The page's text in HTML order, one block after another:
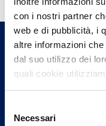
con i nostri partner
web e di pubblicità, i
altre informazioni
dal suo utilizzo dei
quali cookie
più su chi siamo,
può trovare nel footer
delNecessari
Trova
un nostro
Contattaci